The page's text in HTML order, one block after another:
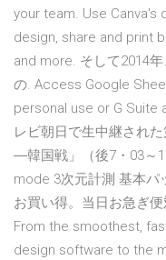
your team. Use Canva's
design, share and print
and more. そして2014
の. Access Google
personal use or G Suite
レビ朝日で生中継され
―韓国戦」（後7・03～
mode 3次元計測 基本パ
お買い得。当日お急ぎ
From the smoothest,
design software to the